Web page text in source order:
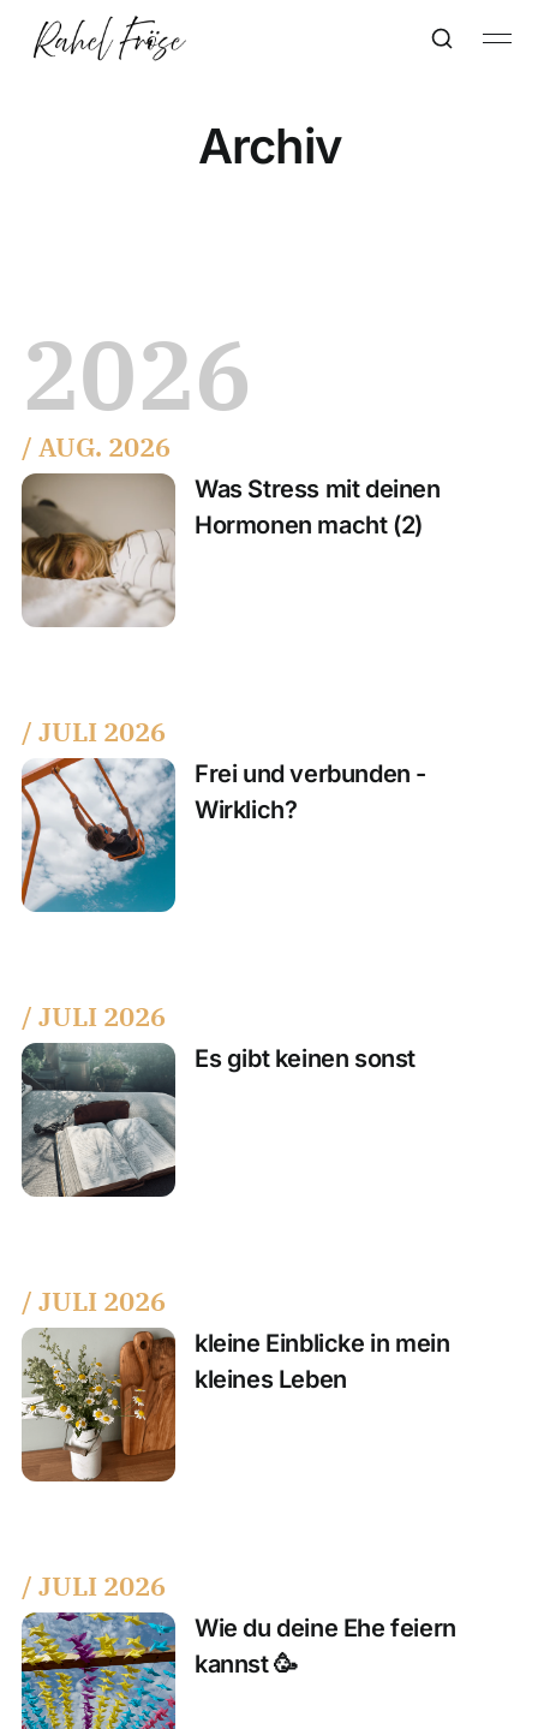
Archiv
2026
/ AUG. 2026
Was Stress mit deinen
Hormonen macht (2)
/ JULI 2026
Frei und verbunden -
Wirklich?
/ JULI 2026
Es gibt keinen sonst
/ JULI 2026
kleine Einblicke in mein
kleines Leben
/ JULI 2026
Wie du deine Ehe feiern
kannst 🥳